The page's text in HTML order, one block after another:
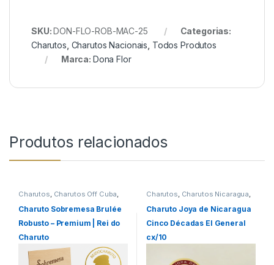
SKU:DON-FLO-ROB-MAC-25
Categorias:
Charutos Charutos Nacionais Todos Produtos
Marca: Dona Flor
Produtos relacionados
Charutos Charutos Off Cuba
Charutos Sobremesa
Produtos
Charuto Sobremesa Brulée
Robusto – Premium | Rei do
Charuto
Charutos Charutos Nicaragua
Charutos Off Cuba
Produtos
Charuto Joya de Nicaragua
Cinco Décadas El General
cx/10